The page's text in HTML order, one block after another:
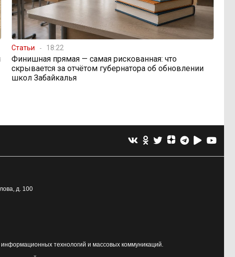
Статьи 18:22
Финишная прямая — самая рискованная: что
скрывается за отчётом губернатора об обновлении
школ Забайкалья
д. 100
технологий и массовых коммуникаций.